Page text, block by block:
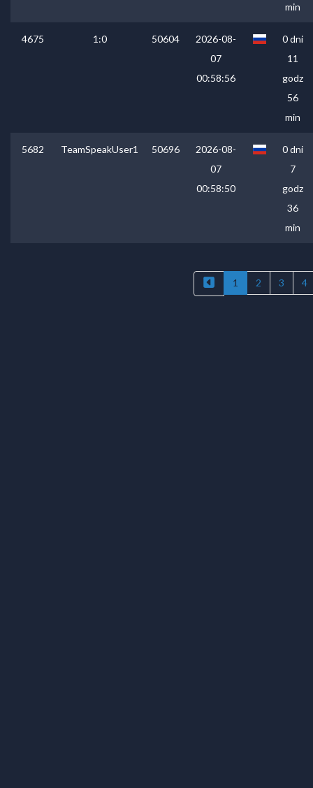
min
4675 1:0 50604
2026-08-
07
00:58:56
0 dni
11
godz
56
min
5682 TeamSpeakUser1 50696
2026-08-
07
00:58:50
0 dni
7
godz
36
min
1 2 3 4